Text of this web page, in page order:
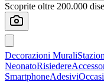
Scoprite oltre 200.000
Decorazioni Murali
NeonatoRisiedere
SmartphoneAdesivi